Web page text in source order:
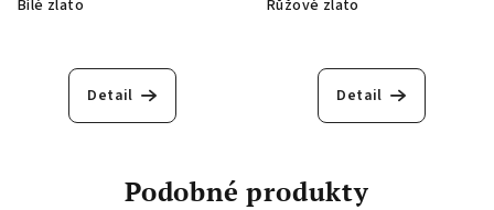
Bílé zlato
Detail
Růžové zlato
Detail
Podobné produkty